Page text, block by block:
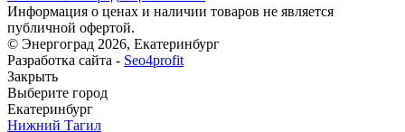
Информация о ценах и наличии товаров не является
публичной офертой.
© Энергоград 2026, Екатеринбург
Разработка сайта - Seo4profit
Закрыть
Выберите город
Екатеринбург
Нижний Тагил